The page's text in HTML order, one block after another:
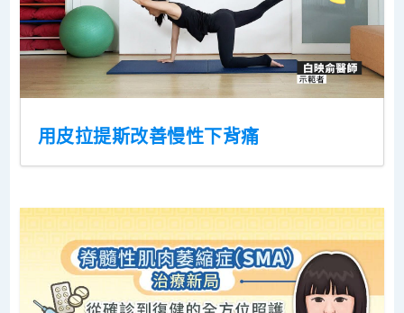
用皮拉提斯改善慢性下背痛